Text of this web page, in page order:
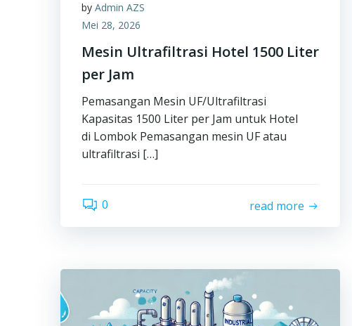
by Admin AZS
Mei 28, 2026
Mesin Ultrafiltrasi Hotel 1500 Liter
per Jam
Pemasangan Mesin UF/Ultrafiltrasi
Kapasitas 1500 Liter per Jam untuk Hotel
di Lombok Pemasangan mesin UF atau
ultrafiltrasi […]
0 read more